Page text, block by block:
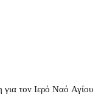
τον Ιερό Ναό Αγίου